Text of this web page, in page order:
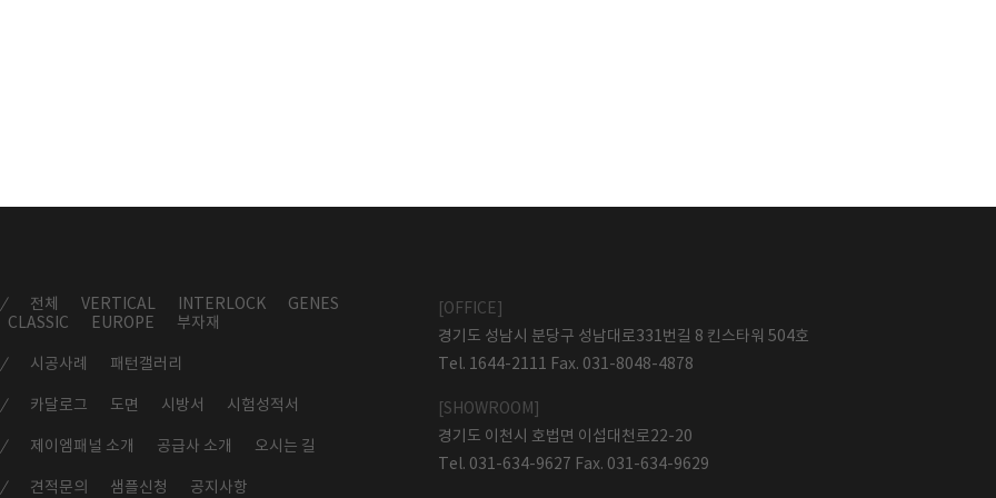
전체 VERTICAL INTERLOCK
GENES
CLASSIC
EUROPE 부자재
시공사례 패턴갤러리
카달로그 도면 시방서 시험성적서
제이엠패널 소개 공급사 소개 오시는 길
견적문의 샘플신청 공지사항
[OFFICE]
경기도 성남시 분당구 성남대로331번길 8 킨스타워 504호
Tel. 1644-2111 Fax. 031-8048-4878
[SHOWROOM]
경기도 이천시 호법면 이섭대천로22-20
Tel. 031-634-9627 Fax. 031-634-9629